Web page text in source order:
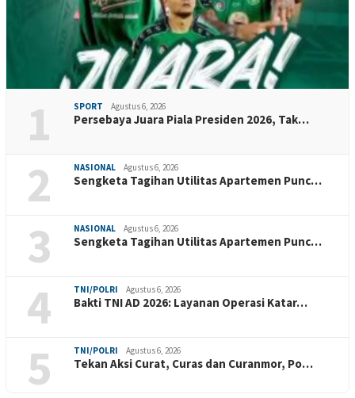
1 SPORT Agustus 6, 2026
Persebaya Juara Piala Presiden 2026, Tak…
2 NASIONAL Agustus 6, 2026
Sengketa Tagihan Utilitas Apartemen Punc…
3 NASIONAL Agustus 6, 2026
Sengketa Tagihan Utilitas Apartemen Punc…
4 TNI/POLRI Agustus 6, 2026
Bakti TNI AD 2026: Layanan Operasi Katar…
5 TNI/POLRI Agustus 6, 2026
Tekan Aksi Curat, Curas dan Curanmor, Po…